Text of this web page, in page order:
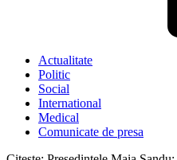
Actualitate
Politic
Social
International
Medical
Comunicate de presa